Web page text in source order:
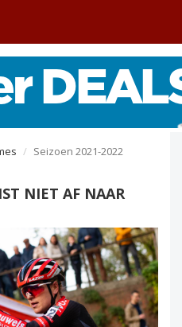
Seizoen 2021-2022
NIET AF NAAR